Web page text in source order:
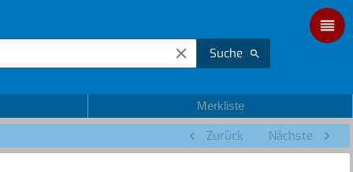
Suche
Merkliste
Zurück Nächste